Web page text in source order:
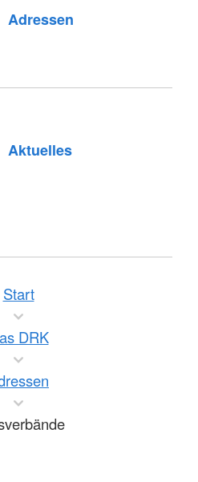
Adressen
Aktuelles
Start
DRK